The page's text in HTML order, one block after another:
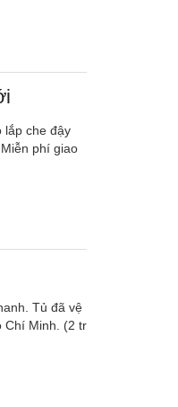
lắp che đậy
phí giao
Tủ đã vệ
Chí Minh. (2 tr